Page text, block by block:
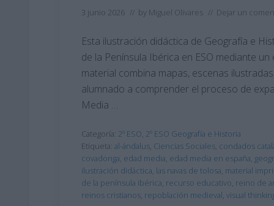
3 junio 2026 // by Miguel Olivares // Dejar un
Esta ilustración didáctica de Geografía e
de la Península Ibérica en ESO mediante
material combina mapas, escenas
alumnado a comprender el proceso de
Media …
Categoría: 2º ESO, 2º ESO Geografía e Historia
Etiqueta: al-ándalus, Ciencias Sociales, condados
covadonga, edad media, edad media en españa,
ilustración didáctica, las navas de tolosa, material
de la península ibérica, recurso educativo, reino de
reinos cristianos, repoblación medieval, visual